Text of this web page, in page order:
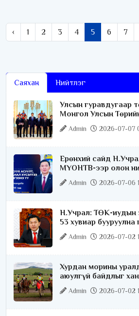
‹ 1 2 3 4 5 6 7
Саяхан Нийтлэг
Улсын гуравдугаар
Монгол Улсын
удаагаа хүртлээ
Admin 2026-07-07
Ерөнхий сайд
МҮОНТВ-ээр олон
ярилцана
Admin 2026-07-06
Н.Учрал: ТӨК-иудын
53 хувиар бууруулна
хариуцлагатайгаар
Admin 2026-07-02
Хурдан морины
аюулгүй байдлыг
ажиллаж байна
Admin 2026-07-02